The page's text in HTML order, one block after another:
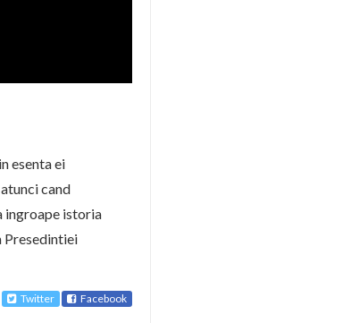
esenta ei
cand
ingroape istoria
Presedintiei
Twitter Facebook